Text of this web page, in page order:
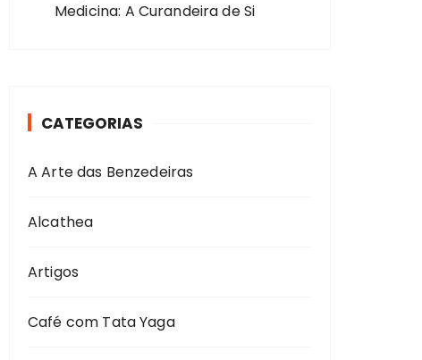
Medicina: A Curandeira de Si
CATEGORIAS
A Arte das Benzedeiras
Alcathea
Artigos
Café com Tata Yaga